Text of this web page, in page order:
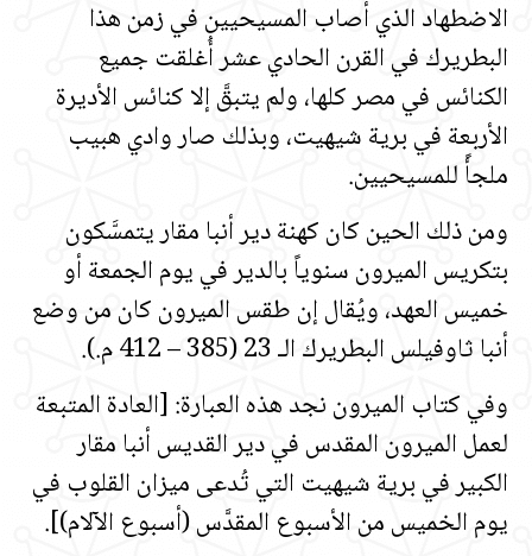
الاضطهاد الذي أصاب المسيحيين في زمن هذا
البطريرك في القرن الحادي عشر أُغلقت جميع
الكنائس في مصر كلها، ولم يتبقَّ إلا كنائس الأديرة
الأربعة في برية شيهيت، وبذلك صار وادي هبيب
ملجأً للمسيحيين.
ومن ذلك الحين كان كهنة دير أنبا مقار يتمسَّكون
بتكريس الميرون سنوياً بالدير في يوم الجمعة أو
خميس العهد، ويُقال إن طقس الميرون كان من وضع
أنبا ثاوفيلس البطريرك الـ 23 (385 – 412 م.).
وفي كتاب الميرون نجد هذه العبارة: [العادة المتبعة
لعمل الميرون المقدس في دير القديس أنبا مقار
الكبير في برية شيهيت التي تُدعى ميزان القلوب في
يوم الخميس من الأسبوع المقدَّس (أسبوع الآلام)].